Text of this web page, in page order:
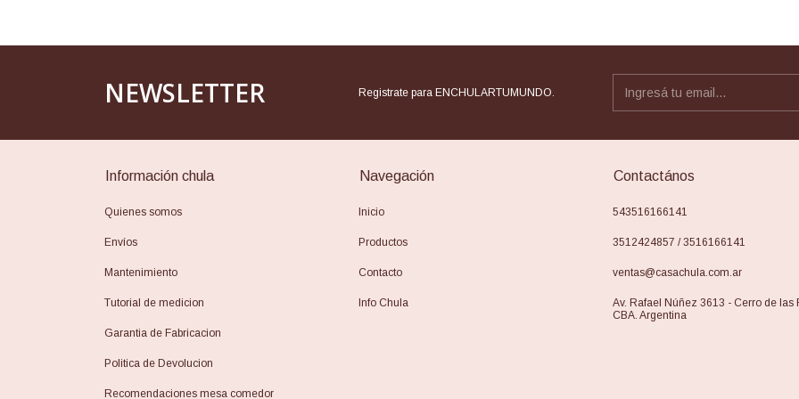
NEWSLETTER Registrate para ENCHULARTUMUNDO.
Información chula
Quienes somos
Envíos
Mantenimiento
Tutorial de medicion
Garantia de Fabricacion
Politica de Devolucion
Recomendaciones mesa comedor
Navegación
Inicio
Productos
Contacto
Info Chula
Contactános
543516166141
3512424857 / 3516166141
ventas@casachula.com.ar
Av. Rafael Núñez 3613 - Cerro de las
CBA. Argentina